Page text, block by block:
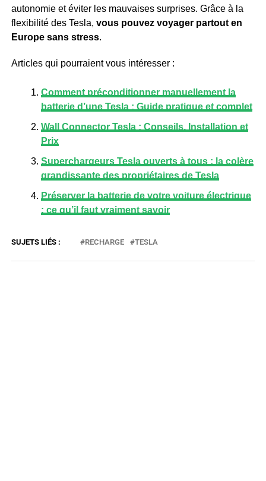
autonomie et éviter les mauvaises surprises. Grâce à la
flexibilité des Tesla, vous pouvez voyager partout en
Europe sans stress.
Articles qui pourraient vous intéresser :
Comment préconditionner manuellement la
batterie d’une Tesla : Guide pratique et complet
Wall Connector Tesla : Conseils, Installation et
Prix
Superchargeurs Tesla ouverts à tous : la colère
grandissante des propriétaires de Tesla
Préserver la batterie de votre voiture électrique
: ce qu’il faut vraiment savoir
RECHARGE TESLA